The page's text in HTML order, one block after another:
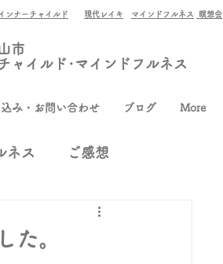
ンナーチャイルド 現代レイキ マインドフルネス 瞑想会
市
ャイルド･マインドフルネス
込み・お問い合わせ ブログ More
ネス ご感想
た。